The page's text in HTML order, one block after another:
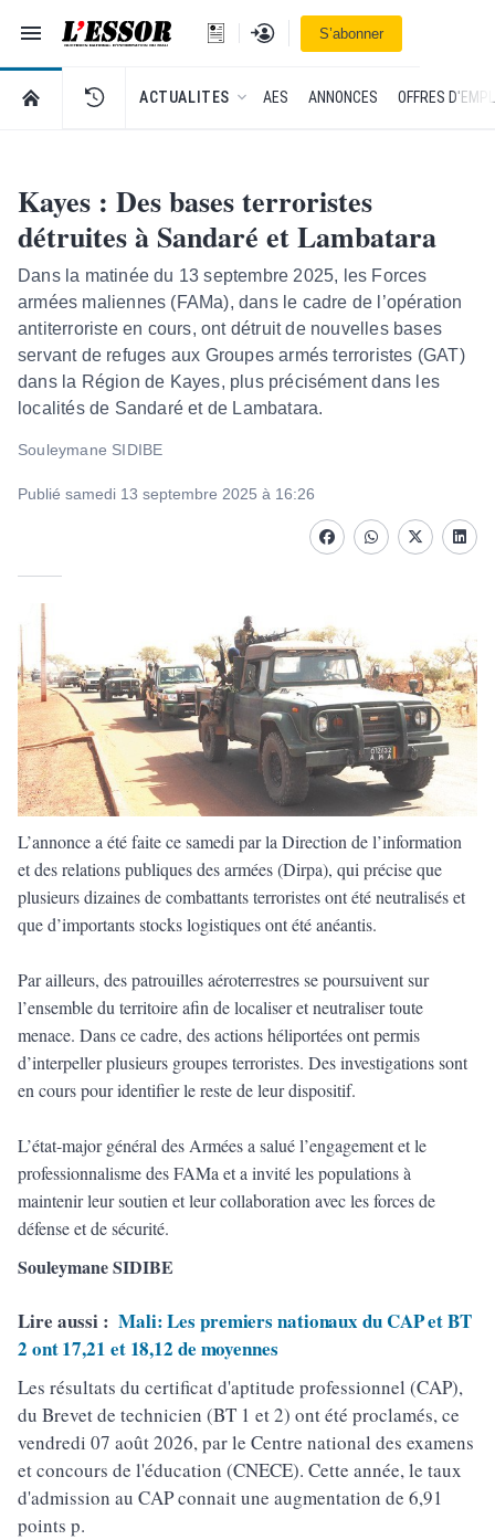
Navigation
L'Essor - retour à la une
Se connecterS’abonner
RETOUR À LA PAGE D’ACCUEIL DE L'ESSOR
ACTUALITES AES ANNONCES OFFRES
Kayes : Des bases terroristes
détruites à Sandaré et Lambatara
Dans la matinée du 13 septembre 2025, les Forces
armées maliennes (FAMa), dans le cadre de l’opération
antiterroriste en cours, ont détruit de nouvelles bases
servant de refuges aux Groupes armés terroristes (GAT)
dans la Région de Kayes, plus précisément dans les
localités de Sandaré et de Lambatara.
Souleymane SIDIBE
Publié samedi 13 septembre 2025 à 16:26
FacebookwhatsappTwitter
L’annonce a été faite ce samedi par la Direction de l’information
et des relations publiques des armées (Dirpa), qui précise que
plusieurs dizaines de combattants terroristes ont été neutralisés et
que d’importants stocks logistiques ont été anéantis.
Par ailleurs, des patrouilles aéroterrestres se poursuivent sur
l’ensemble du territoire afin de localiser et neutraliser toute
menace. Dans ce cadre, des actions héliportées ont permis
d’interpeller plusieurs groupes terroristes. Des investigations sont
en cours pour identifier le reste de leur dispositif.
L’état-major général des Armées a salué l’engagement et le
professionnalisme des FAMa et a invité les populations à
maintenir leur soutien et leur collaboration avec les forces de
défense et de sécurité.
Souleymane SIDIBE
Lire aussi : Mali: Les premiers nationaux du CAP et BT
2 ont 17,21 et 18,12 de moyennes
Les résultats du certificat d'aptitude professionnel (CAP),
du Brevet de technicien (BT 1 et 2) ont été proclamés, ce
vendredi 07 août 2026, par le Centre national des examens
et concours de l'éducation (CNECE). Cette année, le taux
d'admission au CAP connait une augmentation de 6,91
points p.